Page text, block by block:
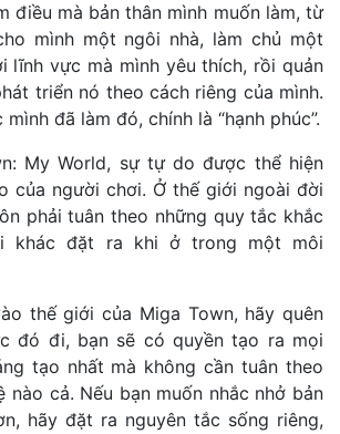
điều mà bản thân mình muốn làm, từ
mình một ngôi nhà, làm chủ một
lĩnh vực mà mình yêu thích, rồi quản
triển nó theo cách riêng của mình.
đã làm đó, chính là “hạnh phúc”.
My World, sự tự do được thể hiện
của người chơi. Ở thế giới ngoài đời
phải tuân theo những quy tắc khắc
khác đặt ra khi ở trong một môi
thế giới của Miga Town, hãy quên
đó đi, bạn sẽ có quyền tạo ra mọi
tạo nhất mà không cần tuân theo
cả. Nếu bạn muốn nhắc nhở bản
hãy đặt ra nguyên tắc sống riêng,